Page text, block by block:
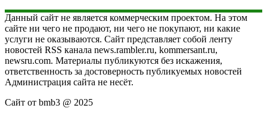
Данный сайт не является коммерческим проектом. На этом
сайте ни чего не продают, ни чего не покупают, ни какие
услуги не оказываются. Сайт представляет собой ленту
новостей RSS канала news.rambler.ru, kommersant.ru,
newsru.com. Материалы публикуются без искажения,
ответственность за достоверность публикуемых новостей
Администрация сайта не несёт.
Сайт от bmb3 @ 2025